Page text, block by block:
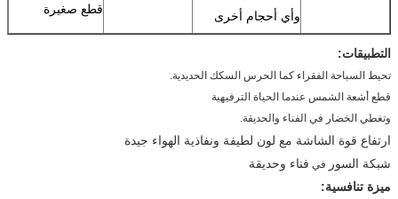
وأي أحجام أخرى
قطع صغيرة
التطبيقات:
تحيط السباحة الفقراء كما الحرس السكك الحديدية.
قطع أشعة الشمس عندما الحياة الترفيهية
وتغطي الخضار في الفناء والحديقة.
ارتفاع قوة الشاشة مع لون لطيفة ونفاذية الهواء جيدة
شبكة السور في فناء وحديقة
ميزة تنافسية: